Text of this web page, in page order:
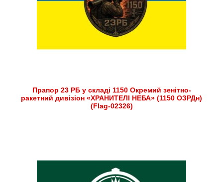
Прапор 23 РБ у складі 1150 Окремий зенітно-
ракетний дивізіон «ХРАНИТЕЛІ НЕБА» (1150 ОЗРДн)
(Flag-02326)